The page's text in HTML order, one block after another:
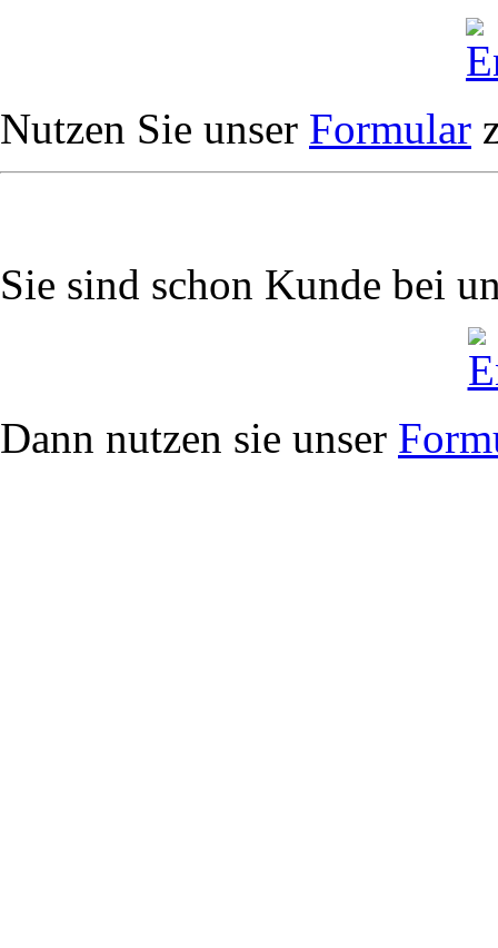
Nutzen Sie unser Formular
Sie sind schon Kunde bei
Dann nutzen sie unser